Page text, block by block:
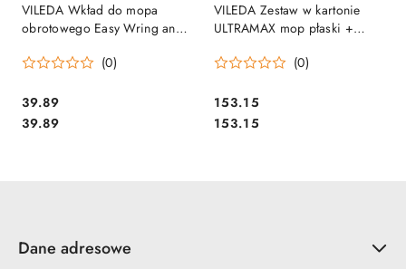
VILEDA Wkład do mopa
obrotowego Easy Wring and
(0)
Cena:
39.89
Cena:
39.89
VILEDA Zestaw w kartonie
ULTRAMAX mop płaski +
(0)
Cena:
153.15
Cena:
153.15
Dane adresowe